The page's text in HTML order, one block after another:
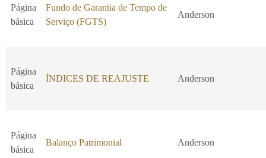
Página
básica
Fundo de Garantia de Tempo de
Serviço (FGTS)
Anderson
Página
básica
ÍNDICES DE REAJUSTE Anderson
Página
básica
Balanço Patrimonial Anderson